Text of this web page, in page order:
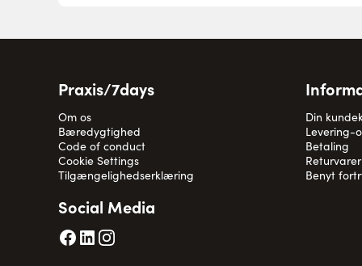
Praxis/7days
Om os
Bæredygtighed
Code of conduct
Cookie Settings
Tilgængelighedserklæring
Din
Levering-
Betaling
Returvarer
Benyt
Social Media